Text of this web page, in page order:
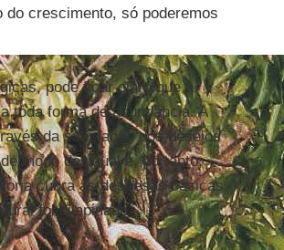
do crescimento, só poderemos
pode ficar claro que a
toda forma de abundância. A
da satisfação dos desejos
modo desigual e, portanto,
cubra as despesas básicas
foi dilapidado.